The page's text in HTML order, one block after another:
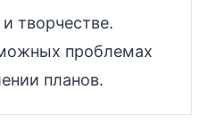
творчестве.
проблемах
планов.